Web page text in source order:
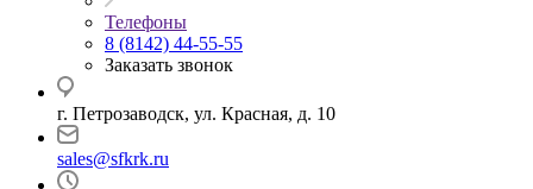
Телефоны
8 (8142) 44-55-55
Заказать звонок
г. Петрозаводск, ул. Красная, д. 10
sales@sfkrk.ru